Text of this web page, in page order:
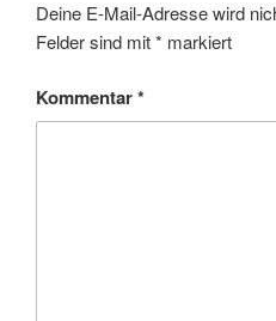
Deine E-Mail-Adresse wird
Felder sind mit* markiert
Kommentar*